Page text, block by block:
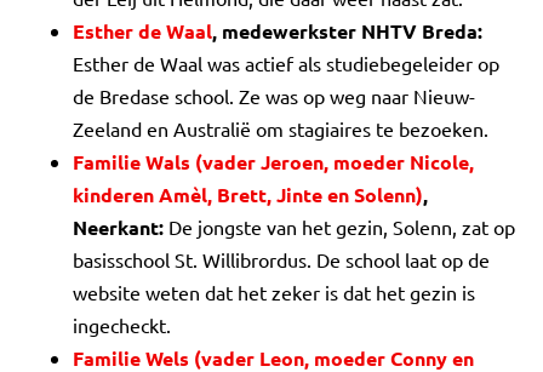
Esther de Waal, medewerkster NHTV Breda:
Esther de Waal was actief als studiebegeleider op
de Bredase school. Ze was op weg naar Nieuw-
Zeeland en Australië om stagiaires te bezoeken.
Familie Wals (vader Jeroen, moeder Nicole,
kinderen Amèl, Brett, Jinte en Solenn),
Neerkant: De jongste van het gezin, Solenn, zat op
basisschool St. Willibrordus. De school laat op de
website weten dat het zeker is dat het gezin is
ingecheckt.
Familie Wels (vader Leon, moeder Conny en